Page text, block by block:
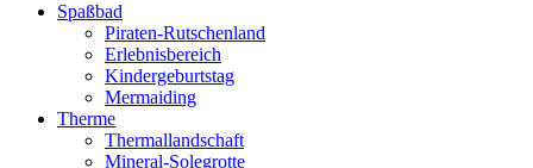
Spaßbad
Piraten-Rutschenland
Erlebnisbereich
Kindergeburtstag
Mermaiding
Therme
Thermallandschaft
Mineral-Solegrotte